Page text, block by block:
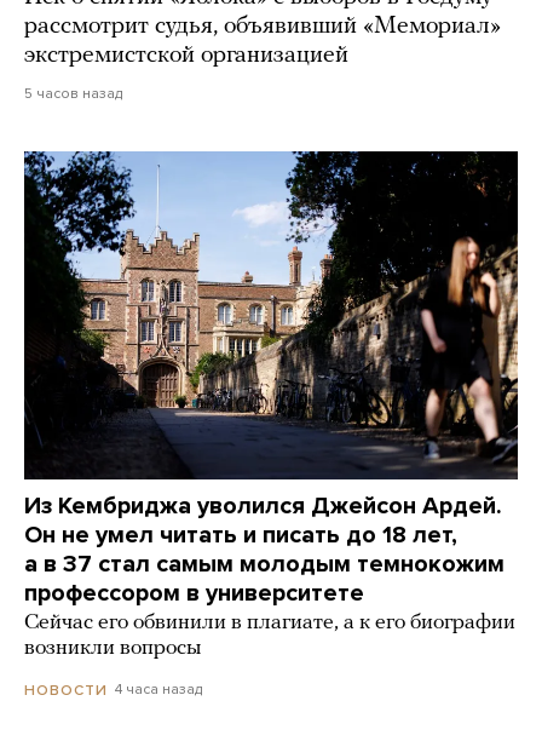
рассмотрит судья, объявивший «Мемориал»
экстремистской организацией
5 часов назад
Из Кембриджа уволился Джейсон Ардей.
Он не умел читать и писать до 18 лет,
а в 37 стал самым молодым темнокожим
профессором в университете
Сейчас его обвинили в плагиате, а к его биографии
возникли вопросы
НОВОСТИ 4 часа назад